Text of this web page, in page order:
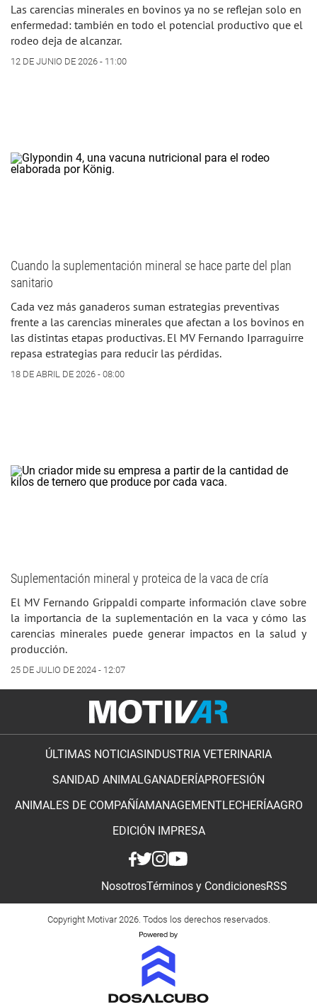
Las carencias minerales en bovinos ya no se reflejan solo en
enfermedad: también en todo el potencial productivo que el
rodeo deja de alcanzar.
12 DE JUNIO DE 2026 - 11:00
Cuando la suplementación mineral se hace parte del plan
sanitario
Cada vez más ganaderos suman estrategias preventivas
frente a las carencias minerales que afectan a los bovinos en
las distintas etapas productivas. El MV Fernando Iparraguirre
repasa estrategias para reducir las pérdidas.
18 DE ABRIL DE 2026 - 08:00
Suplementación mineral y proteica de la vaca de cría
El MV Fernando Grippaldi comparte información clave sobre
la importancia de la suplementación en la vaca y cómo las
carencias minerales pue­de generar impactos en la salud y
producción.
25 DE JULIO DE 2024 - 12:07
ÚLTIMAS NOTICIAS INDUSTRIA VETERINARIA
SANIDAD ANIMALGANADERÍAPROFESIÓN
ANIMALES DE COMPAÑÍAMANAGEMENTLECHERÍAAGRO
EDICIÓN IMPRESA
NosotrosTérminos y CondicionesRSS
Copyright Motivar 2026. Todos los derechos reservados.